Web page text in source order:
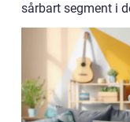
sårbart segment i